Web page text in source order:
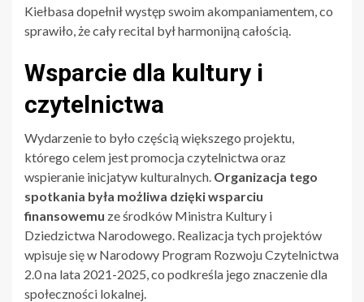
Kiełbasa dopełnił występ swoim akompaniamentem, co
sprawiło, że cały recital był harmonijną całością.
Wsparcie dla kultury i
czytelnictwa
Wydarzenie to było częścią większego projektu,
którego celem jest promocja czytelnictwa oraz
wspieranie inicjatyw kulturalnych. Organizacja tego
spotkania była możliwa dzięki wsparciu
finansowemu ze środków Ministra Kultury i
Dziedzictwa Narodowego. Realizacja tych projektów
wpisuje się w Narodowy Program Rozwoju Czytelnictwa
2.0 na lata 2021-2025, co podkreśla jego znaczenie dla
społeczności lokalnej.